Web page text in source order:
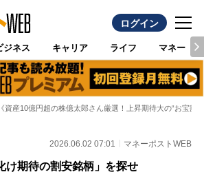
ログイン
ジネス キャリア ライフ マネー
《資産10億円超の株億太郎さん厳選！上昇期待大の“お宝
2026.06.02 07:01 マネーポストWEB
け期待の割安銘柄」を探せ